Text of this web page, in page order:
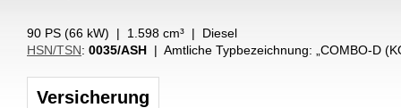
90 PS (66 kW) | 1.598 cm³ | Diesel
HSN/TSN: 0035/ASH | Amtliche Typbezeichnung: „ COMBO-D
Versicherung